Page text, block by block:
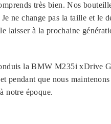
très bien. Nos
Je ne change pas la taille et le
laisser à la prochaine
la BMW M235i xDrive
pendant que nous
notre époque.